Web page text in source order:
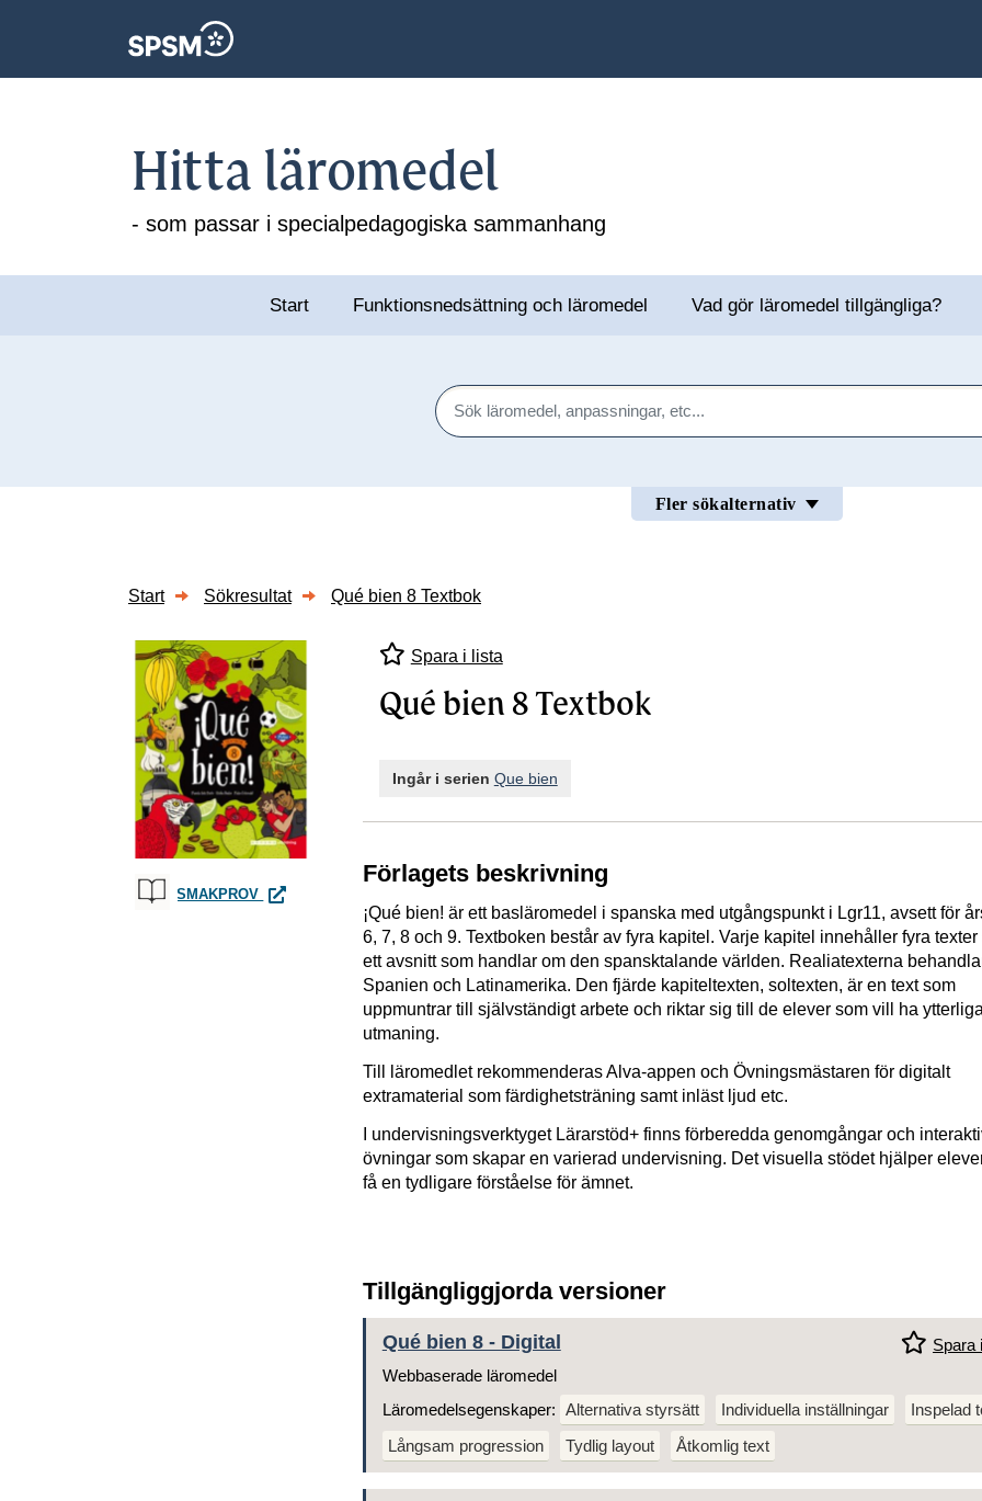
Hitta läromedel
- som passar i specialpedagogiska sammanhang
Start Funktionsnedsättning och läromedel Vad gör läromedel tillgängliga?
Sök
Fler sökalternativ
Start Sökresultat Qué bien 8 Textbok
SMAKPROV QUÉ BIEN 8 TEXTBOK
Spara i lista
Qué bien 8 Textbok
Ingår i serien Que bien
Förlagets beskrivning
¡Qué bien! är ett basläromedel i spanska med utgångspunkt i Lgr11, avsett för
6, 7, 8 och 9. Textboken består av fyra kapitel. Varje kapitel innehåller fyra texter
ett avsnitt som handlar om den spansktalande världen. Realiatexterna
Spanien och Latinamerika. Den fjärde kapiteltexten, soltexten, är en text som
uppmuntrar till självständigt arbete och riktar sig till de elever som vill ha
utmaning.
Till läromedlet rekommenderas Alva-appen och Övningsmästaren för digitalt
extramaterial som färdighetsträning samt inläst ljud etc.
I undervisningsverktyget Lärarstöd+ finns förberedda genomgångar och
övningar som skapar en varierad undervisning. Det visuella stödet hjälper
få en tydligare förståelse för ämnet.
Tillgängliggjorda versioner
Qué bien 8 - Digital
Spara
Webbaserade läromedel
Läromedelsegenskaper: Alternativa styrsätt Individuella inställningar
Inspelad
Långsam progression
Tydlig layout Åtkomlig text